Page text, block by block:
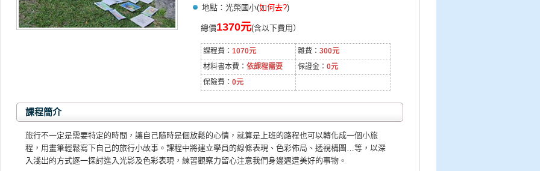
地點：光榮國小(如何去?)
總價1370元(含以下費用）
課程費： 1070元 雜費： 300元
材料書本費： 依課程需要 保證金： 0元
保險費： 0元
課程簡介
旅行不一定是需要特定的時間，讓自己隨時是個放鬆的心情，就算是上班的路程也可以轉化成一個小旅
程，用畫筆輕鬆寫下自己的旅行小故事。課程中將建立學員的線條表現、色彩佈局、透視構圖…等，以深
入淺出的方式逐一探討進入光影及色彩表現，練習觀察力留心注意我們身邊週遭美好的事物。